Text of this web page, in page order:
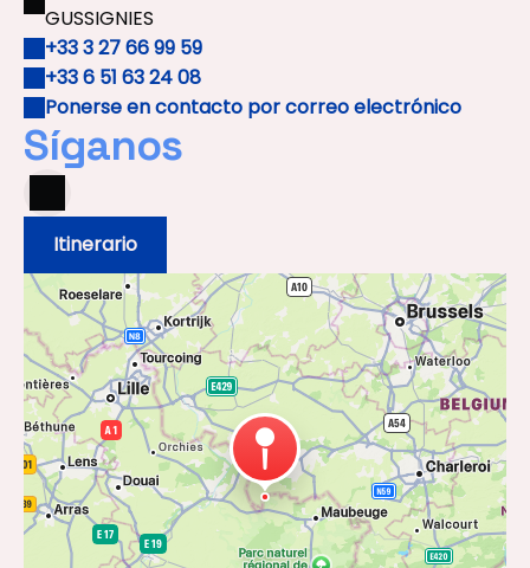
GUSSIGNIES
+33 3 27 66 99 59
+33 6 51 63 24 08
Ponerse en contacto por correo electrónico
Síganos
Itinerario